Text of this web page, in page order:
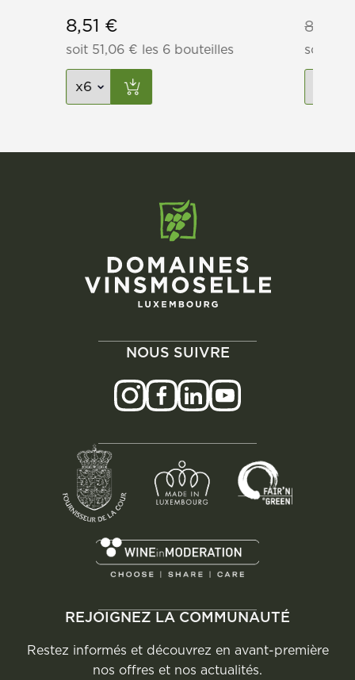
8,51 €
soit 51,06 € les 6 bouteilles
8,42
soit
NOUS SUIVRE
REJOIGNEZ LA COMMUNAUTÉ
Restez informés et découvrez en avant-première
nos offres et nos actualités.